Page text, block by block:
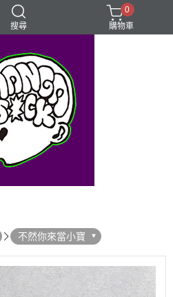
搜尋
Mangasick Love
動物 實驗
0
購物車
不然你來當小寶